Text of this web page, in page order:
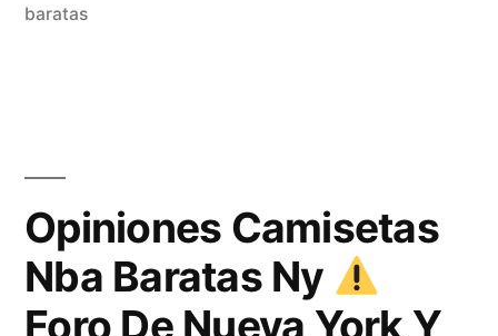
baratas
Opiniones Camisetas
Nba Baratas Ny
Foro De Nueva York Y